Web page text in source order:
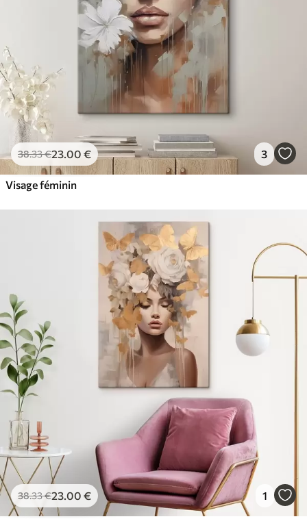
38.33€23.00 € 3
Visage féminin
38.33€23.00 € 1